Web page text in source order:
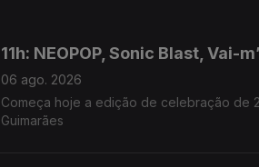
11h: NEOPOP, Sonic Blast, Vai-
06 ago. 2026
Começa hoje a edição de celebração de
Guimarães